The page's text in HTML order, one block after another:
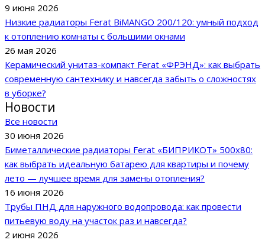
9 июня 2026
Низкие радиаторы Ferat BiMANGO 200/120: умный подход
к отоплению комнаты с большими окнами
26 мая 2026
Керамический унитаз-компакт Ferat «ФРЭНД»: как выбрать
современную сантехнику и навсегда забыть о сложностях
в уборке?
Новости
Все новости
30 июня 2026
Биметаллические радиаторы Ferat «БИПРИКОТ» 500x80:
как выбрать идеальную батарею для квартиры и почему
лето — лучшее время для замены отопления?
16 июня 2026
Трубы ПНД для наружного водопровода: как провести
питьевую воду на участок раз и навсегда?
2 июня 2026